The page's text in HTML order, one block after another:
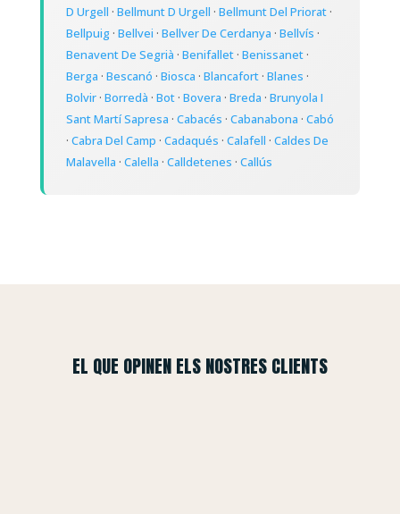
D Urgell · Bellmunt D Urgell · Bellmunt Del Priorat·
Bellpuig· Bellvei · Bellver De Cerdanya · Bellvís ·
Benavent De Segrià · Benifallet· Benissanet·
Berga · Bescanó · Biosca · Blancafort· Blanes ·
Bolvir· Borredà · Bot· Bovera · Breda · Brunyola I
Sant Martí Sapresa · Cabacés · Cabanabona · Cabó
· Cabra Del Camp · Cadaqués · Calafell · Caldes De
Malavella · Calella · Calldetenes · Callús
EL QUE OPINEN ELS NOSTRES CLIENTS